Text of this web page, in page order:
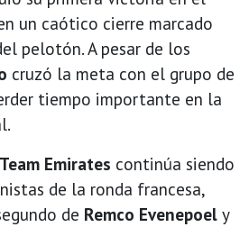
un caótico cierre marcado
pelotón. A pesar de los
cruzó la meta con el grupo de
tiempo importante en la
Emirates continúa siendo
de la ronda francesa,
de Remco Evenepoel y